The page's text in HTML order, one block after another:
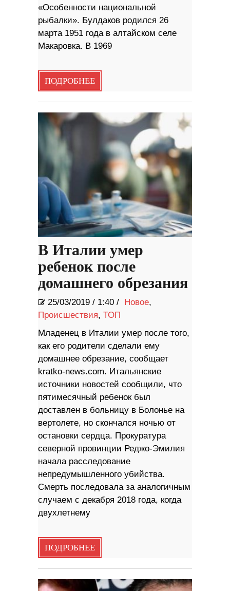
«Особенности национальной
рыбалки». Булдаков родился 26
марта 1951 года в алтайском селе
Макаровка. В 1969
ПОДРОБНЕЕ
В Италии умер
ребенок после
домашнего обрезания
25/03/2019 / 1:40 / Новое,
Происшествия, ТОП
Младенец в Италии умер после того,
как его родители сделали ему
домашнее обрезание, сообщает
kratko-news.com. Итальянские
источники новостей сообщили, что
пятимесячный ребенок был
доставлен в больницу в Болонье на
вертолете, но скончался ночью от
остановки сердца. Прокуратура
северной провинции Реджо-Эмилия
начала расследование
непредумышленного убийства.
Смерть последовала за аналогичным
случаем с декабря 2018 года, когда
двухлетнему
ПОДРОБНЕЕ